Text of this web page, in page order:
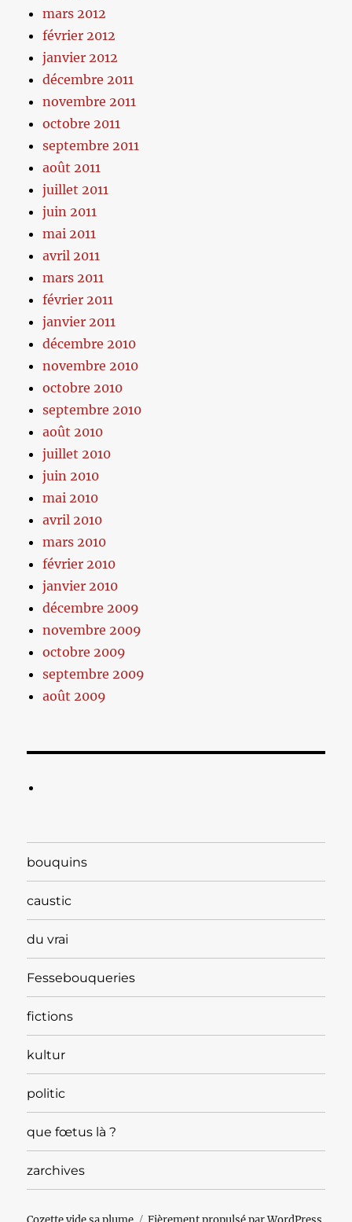
mars 2012
février 2012
janvier 2012
décembre 2011
novembre 2011
octobre 2011
septembre 2011
août 2011
juillet 2011
juin 2011
mai 2011
avril 2011
mars 2011
février 2011
janvier 2011
décembre 2010
novembre 2010
octobre 2010
septembre 2010
août 2010
juillet 2010
juin 2010
mai 2010
avril 2010
mars 2010
février 2010
janvier 2010
décembre 2009
novembre 2009
octobre 2009
septembre 2009
août 2009
bouquins
caustic
du vrai
Fessebouqueries
fictions
kultur
politic
que fœtus là ?
zarchives